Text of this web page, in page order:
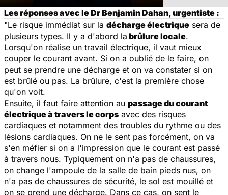
Les réponses avec le Dr Benjamin Dahan, urgentiste :
"Le risque immédiat sur la décharge électrique sera de
plusieurs types. Il y a d'abord la brûlure locale.
Lorsqu'on réalise un travail électrique, il vaut mieux
couper le courant avant. Si on a oublié de le faire, on
peut se prendre une décharge et on va constater si on
est brûlé ou pas. La brûlure, c'est la première chose
qu'on voit.
Ensuite, il faut faire attention au passage du courant
électrique à travers le corps avec des risques
cardiaques et notamment des troubles du rythme ou des
lésions cardiaques. On ne le sent pas forcément, on va
s'en méfier si on a l'impression que le courant est passé
à travers nous. Typiquement on n'a pas de chaussures,
on change l'ampoule de la salle de bain pieds nus, on
n'a pas de chaussures de sécurité, le sol est mouillé et
on se prend une décharge. Dans ce cas, on sent le